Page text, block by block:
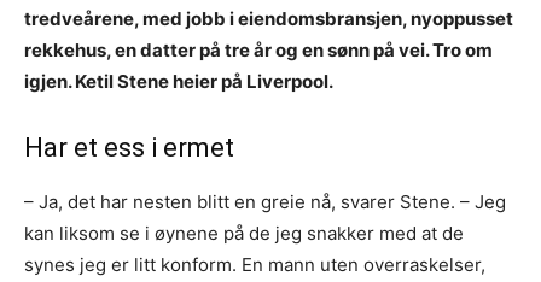
tredveårene, med jobb i eiendomsbransjen, nyoppusset
rekkehus, en datter på tre år og en sønn på vei. Tro om
igjen. Ketil Stene heier på Liverpool.
Har et ess i ermet
– Ja, det har nesten blitt en greie nå, svarer Stene. – Jeg
kan liksom se i øynene på de jeg snakker med at de
synes jeg er litt konform. En mann uten overraskelser,